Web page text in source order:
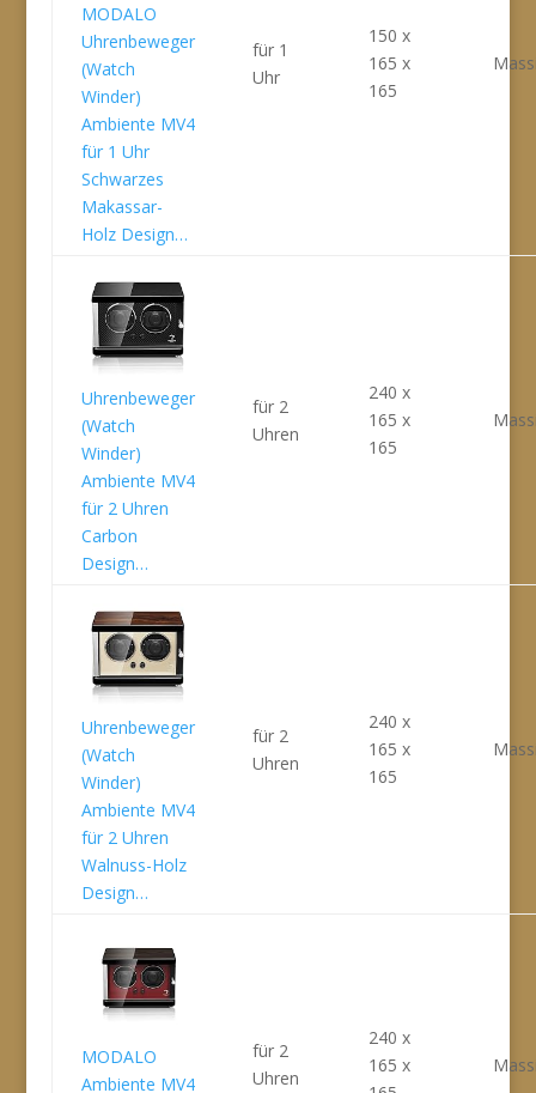
MODALO
Uhrenbeweger
(Watch
Winder)
Ambiente MV4
für 1 Uhr
Schwarzes
Makassar-
Holz Design…
für 1
Uhr
150 x
165 x
165
Uhrenbeweger
(Watch
Winder)
Ambiente MV4
für 2 Uhren
Carbon
Design…
für 2
Uhren
240 x
165 x
165
Uhrenbeweger
(Watch
Winder)
Ambiente MV4
für 2 Uhren
Walnuss-Holz
Design…
für 2
Uhren
240 x
165 x
165
MODALO
Ambiente MV4
für 2
Uhren
240 x
165 x